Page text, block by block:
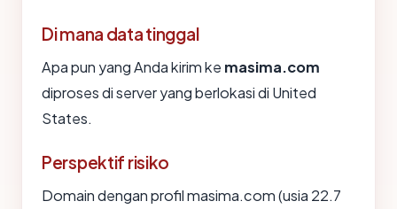
Di mana data tinggal
Apa pun yang Anda kirim ke masima.com
diproses di server yang berlokasi di United
States.
Perspektif risiko
Domain dengan profil masima.com (usia 22.7